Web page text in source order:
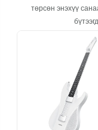
төрсөн энэхүү